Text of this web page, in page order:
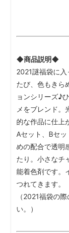
◆商品説明◆
2021謎福袋に
たび、色もきら
ョンシリーズ♪
メをブレンド。
的な作品に仕上
Aセット、Bセ
めの配合で透明
たり。小さなチ
能着色剤です。
つれてきます。
（2021福袋の
い。）